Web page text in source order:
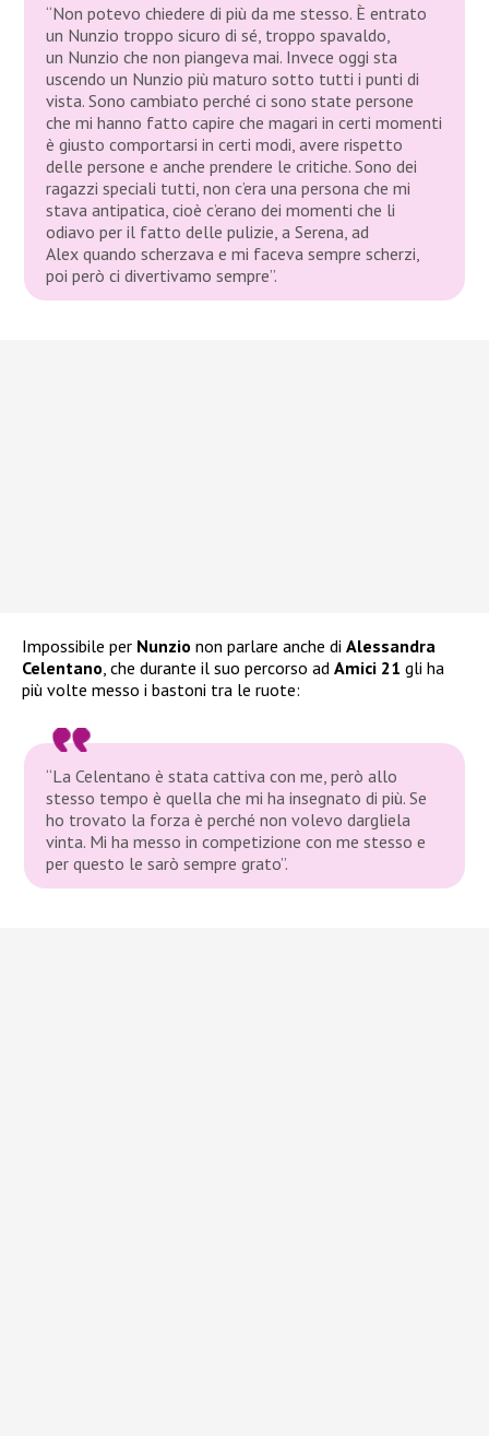
“Non potevo chiedere di più da me stesso. È entrato
un Nunzio troppo sicuro di sé, troppo spavaldo,
un Nunzio che non piangeva mai. Invece oggi sta
uscendo un Nunzio più maturo sotto tutti i punti di
vista. Sono cambiato perché ci sono state persone
che mi hanno fatto capire che magari in certi momenti
è giusto comportarsi in certi modi, avere rispetto
delle persone e anche prendere le critiche. Sono dei
ragazzi speciali tutti, non c’era una persona che mi
stava antipatica, cioè c’erano dei momenti che li
odiavo per il fatto delle pulizie, a Serena, ad
Alex quando scherzava e mi faceva sempre scherzi,
poi però ci divertivamo sempre”.
Impossibile per Nunzio non parlare anche di Alessandra
Celentano , che durante il suo percorso ad Amici 21 gli ha
più volte messo i bastoni tra le ruote:
“La Celentano è stata cattiva con me, però allo
stesso tempo è quella che mi ha insegnato di più. Se
ho trovato la forza è perché non volevo dargliela
vinta. Mi ha messo in competizione con me stesso e
per questo le sarò sempre grato”.